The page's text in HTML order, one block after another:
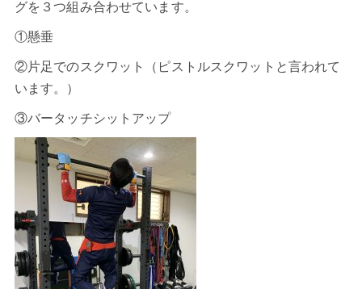
グを３つ組み合わせています。
①懸垂
②片足でのスクワット（ピストルスクワットと言われて
います。）
③バータッチシットアップ